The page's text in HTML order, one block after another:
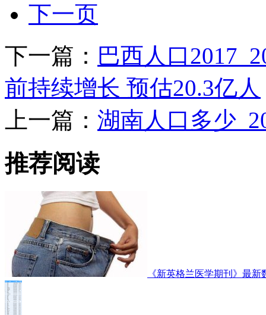
下一页
下一篇： 巴西人口
前持续增长 预估20.3亿人
上一篇： 湖南人口多少
推荐阅读
《新英格兰医学期刊》最